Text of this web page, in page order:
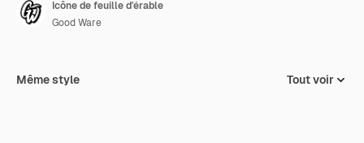
Icône de feuille d'érable
Good Ware
Même style Tout voir